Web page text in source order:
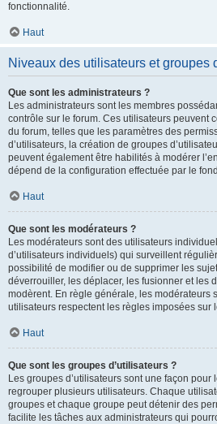
fonctionnalité.
Haut
Niveaux des utilisateurs et groupes
Que sont les administrateurs ?
Les administrateurs sont les membres
contrôle sur le forum. Ces utilisateurs peuvent
du forum, telles que les paramètres des
d’utilisateurs, la création de groupes
peuvent également être habilités à modérer
dépend de la configuration effectuée par le
Haut
Que sont les modérateurs ?
Les modérateurs sont des utilisateurs
d’utilisateurs individuels) qui surveillent
possibilité de modifier ou de supprimer les
déverrouiller, les déplacer, les fusionner et les
modèrent. En règle générale, les modérateurs
utilisateurs respectent les règles imposées sur
Haut
Que sont les groupes d’utilisateurs ?
Les groupes d’utilisateurs sont une façon
regrouper plusieurs utilisateurs. Chaque
groupes et chaque groupe peut détenir des
facilite les tâches aux administrateurs qui